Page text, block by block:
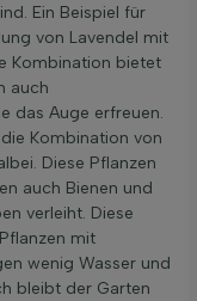
Ein Beispiel für
von Lavendel mit
Kombination bietet
auch
das Auge erfreuen.
Kombination von
Diese Pflanzen
auch Bienen und
verleiht. Diese
mit
wenig Wasser und
bleibt der Garten